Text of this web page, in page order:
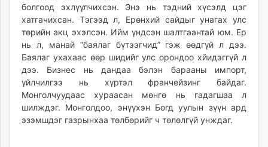
болгоод эхлүүлчихсэн. Энэ нь тэдний хүсэлд цэг
хатгачихсан. Тэгээд л, Ерөнхий сайдыг унагах улс
төрийн акц эхэлсэн. Ийм үндсэн шалтгаантай юм. Ер
нь л, манай “баялаг бүтээгчид” гэж өөдгүй л дээ.
Баялаг ухахаас өөр шидийг улс орондоо хйидэггүй л
дээ. Бизнес нь дандаа бэлэн барааны импорт,
үйлчилгээ нь хүртэл франчейзинг байдаг.
Монголчуудаас хураасан мөнгө нь гадагшаа л
шилждэг. Монголдоо, энүүхэн Богд уулын зүүн ард
эзэмшдэг газрынхаа төлбөрийг ч төлөлгүй унждаг.